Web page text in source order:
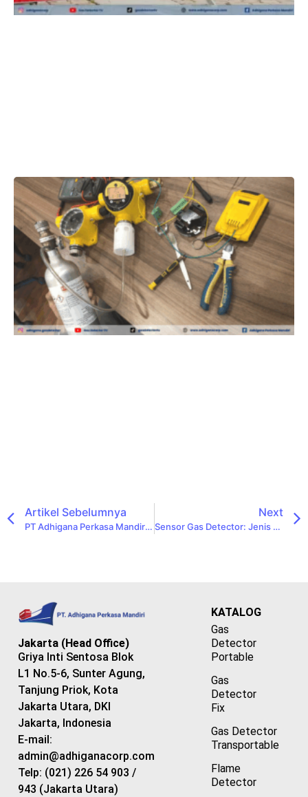
Artikel Sebelumnya
PT Adhigana Perkasa Mandiri: Honeywell Gas Detector Distributor Tier Platinum Di Indonesia
Next
Sensor Gas Detector: Jenis Sensor, Dan Tips Penggunaan
Jakarta (Head Office)
Griya Inti Sentosa Blok
L1 No.5-6, Sunter Agung,
Tanjung Priok, Kota
Jakarta Utara, DKI
Jakarta, Indonesia
E-mail:
admin@adhiganacorp.com
Telp: (021) 226 54 903 /
943 (Jakarta Utara)
KATALOG
Gas
Detector
Portable
Gas
Detector
Fix
Gas Detector
Transportable
Flame
Detector